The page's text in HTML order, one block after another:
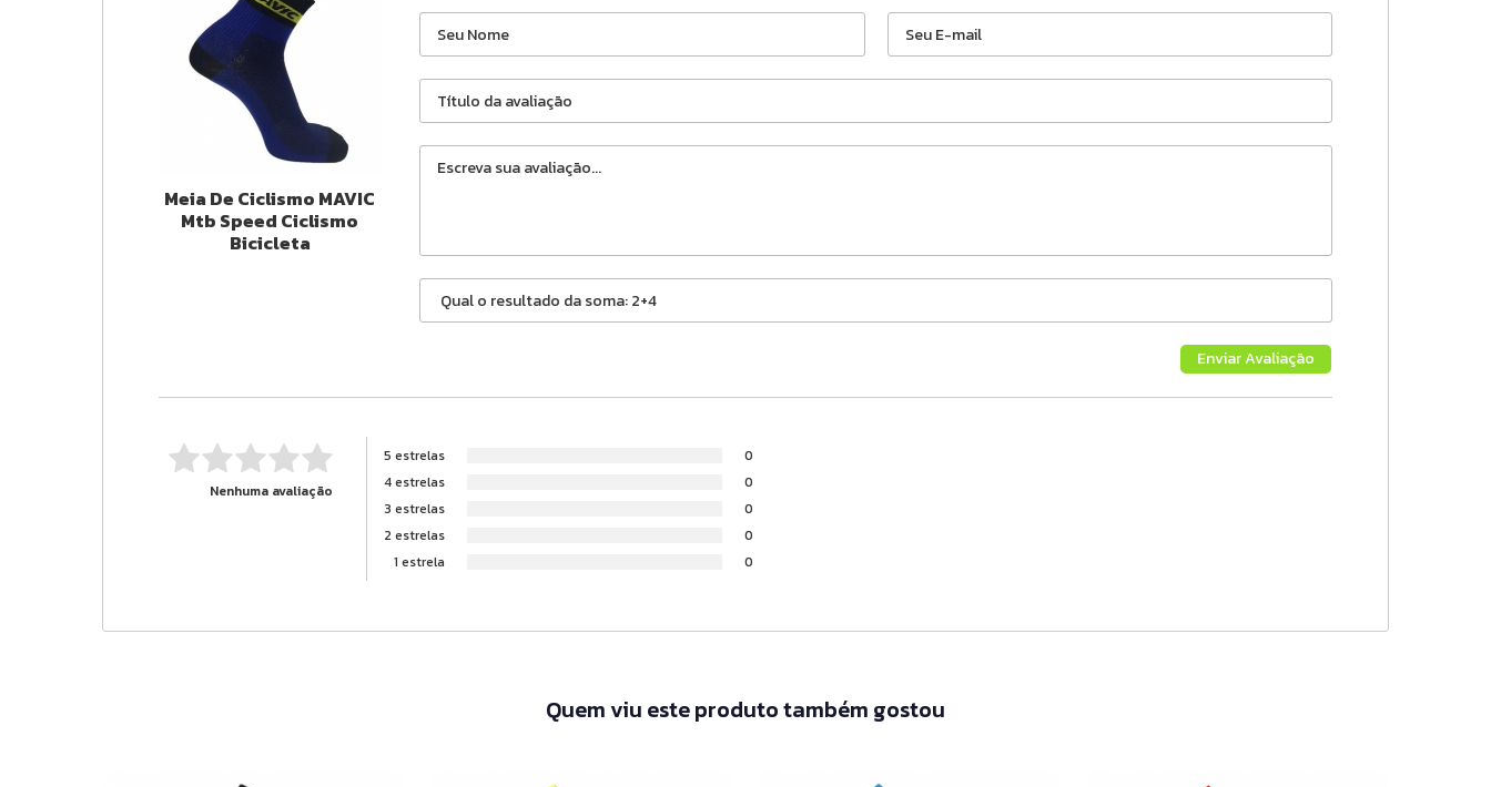
Meia De Ciclismo MAVIC
Mtb Speed Ciclismo
Bicicleta
Nenhuma avaliação
5 estrelas
0
4 estrelas
0
3 estrelas
0
2 estrelas
0
1 estrela
0
Quem viu este produto também gostou